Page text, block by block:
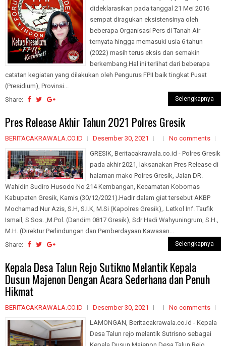
dideklarasikan pada tanggal 21 Mei 2016
sempat diragukan eksistensinya oleh
beberapa Organisasi Pers di Tanah Air
ternyata hingga memasuki usia 6 tahun
(2022) masih terus eksis dan semakin
berkembang.Hal ini terlihat dari beberapa
catatan kegiatan yang dilakukan oleh Pengurus FPII baik tingkat Pusat
(Presidium), Provinsi...
Share:
Selengkapnya
Pres Release Akhir Tahun 2021 Polres Gresik
BERITACAKRAWALA.CO.ID Desember 30, 2021
No comments
GRESIK, Beritacakrawala.co.id - Polres Gresik
pada akhir 2021, laksanakan Pres Release di
halaman mako Polres Gresik, Jalan DR.
Wahidin Sudiro Husodo No 214 Kembangan, Kecamatan Kobomas
Kabupaten Gresik, Kamis (30/12/2021).Hadir dalam giat tersebut AKBP
Mochamad Nur Azis, S.H, S.I.K, M.Si (Kapolres Gresik),. Letkol Inf. Taufik
Ismail, S Sos. ,M.Pol. (Dandim 0817 Gresik), Sdr Hadi Wahyuningrum, S.H.,
M.H. (Direktur Perlindungan dan Pemberdayaan Kawasan...
Share:
Selengkapnya
Kepala Desa Talun Rejo Sutikno Melantik Kepala
Dusun Majenon Dengan Acara Sederhana dan Penuh
Hikmat
BERITACAKRAWALA.CO.ID Desember 30, 2021
No comments
LAMONGAN, Beritacakrawala.co.id - Kepala
Desa Talun rejo melantik Sutrisno sebagai